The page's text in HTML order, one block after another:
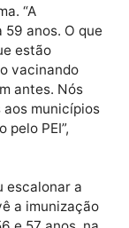
para
já incluídos.
antecipou
toda a
feira (16),
com 50